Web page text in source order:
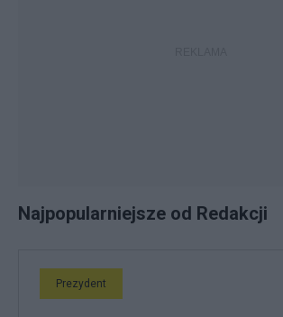
Najpopularniejsze od Redakcji
Prezydent